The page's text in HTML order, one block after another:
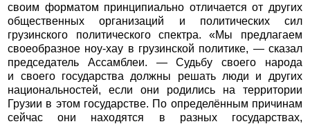
своим форматом принципиально отличается от других
общественных организаций и политических сил
грузинского политического спектра. «Мы предлагаем
своеобразное ноу-хау в грузинской политике, — сказал
председатель Ассамблеи. — Судьбу своего народа
и своего государства должны решать люди и других
национальностей, если они родились на территории
Грузии в этом государстве. По определённым причинам
сейчас они находятся в разных государствах,